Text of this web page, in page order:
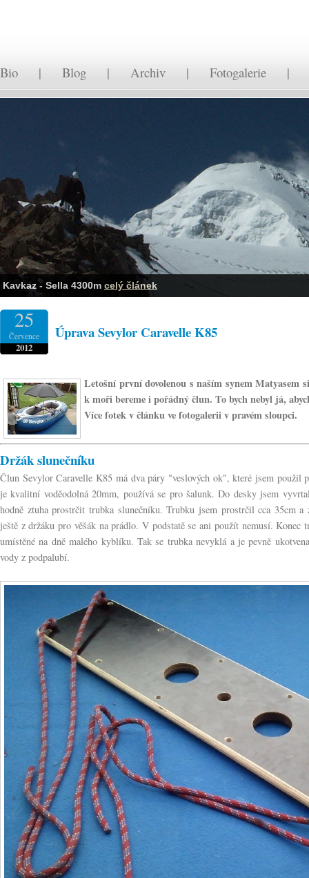
Bio | Blog | Archiv | Fotogalerie
Tea House - vlastní projekt
25
Července
2012
Úprava Sevylor Caravelle K85
Letošní první dovolenou s naším synem Matyasem
k moři bereme i pořádný člun. To bych nebyl já,
Více fotek v článku ve fotogalerii v pravém sloupci.
Držák slunečníku
Člun Sevylor Caravelle K85 má dva páry "veslových ok", které jsem použil
je kvalitní voděodolná 20mm, používá se pro šalunk. Do desky jsem
hodně ztuha prostrčit trubka slunečníku. Trubku jsem prostrčil cca 35cm
ještě z držáku pro věšák na prádlo. V podstatě se ani použít nemusí.
umístěné na dně malého kyblíku. Tak se trubka nevyklá a je pevně
vody z podpalubí.